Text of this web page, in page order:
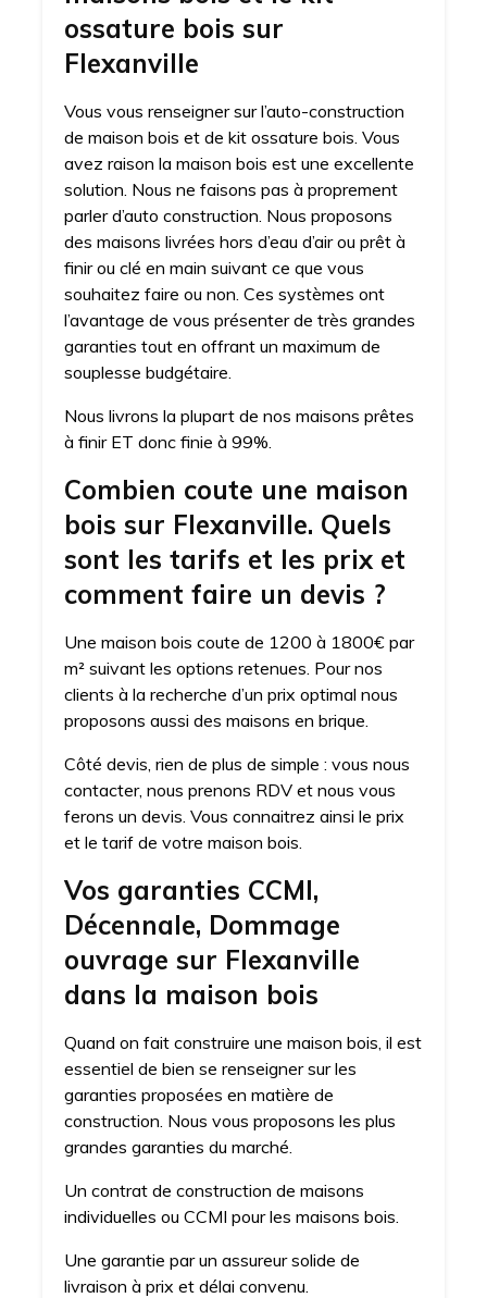
ossature bois sur
Flexanville
Vous vous renseigner sur l’auto-construction
de maison bois et de kit ossature bois. Vous
avez raison la maison bois est une excellente
solution. Nous ne faisons pas à proprement
parler d’auto construction. Nous proposons
des maisons livrées hors d’eau d’air ou prêt à
finir ou clé en main suivant ce que vous
souhaitez faire ou non. Ces systèmes ont
l’avantage de vous présenter de très grandes
garanties tout en offrant un maximum de
souplesse budgétaire.
Nous livrons la plupart de nos maisons prêtes
à finir ET donc finie à 99%.
Combien coute une maison
bois sur Flexanville. Quels
sont les tarifs et les prix et
comment faire un devis ?
Une maison bois coute de 1200 à 1800€ par
m² suivant les options retenues. Pour nos
clients à la recherche d’un prix optimal nous
proposons aussi des maisons en brique.
Côté devis, rien de plus de simple : vous nous
contacter, nous prenons RDV et nous vous
ferons un devis. Vous connaitrez ainsi le prix
et le tarif de votre maison bois.
Vos garanties CCMI,
Décennale, Dommage
ouvrage sur Flexanville
dans la maison bois
Quand on fait construire une maison bois, il est
essentiel de bien se renseigner sur les
garanties proposées en matière de
construction. Nous vous proposons les plus
grandes garanties du marché.
Un contrat de construction de maisons
individuelles ou CCMI pour les maisons bois.
Une garantie par un assureur solide de
livraison à prix et délai convenu.